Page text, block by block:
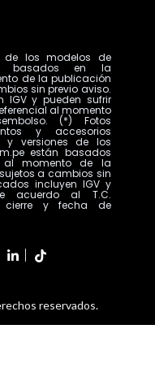
de los modelos de
basados en la
de la publicación
sin previo aviso.
IGV y pueden sufrir
al momento
(*) Fotos
y accesorios
y versiones de los
están basados
al momento de la
a cambios sin
incluyen IGV y
acuerdo al T.C.
cierre y fecha de
reservados.